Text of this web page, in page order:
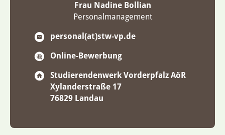
Frau Nadine Bollian
Personalmanagement
personal(at)stw-vp.de
Online-Bewerbung
Studierendenwerk Vorderpfalz AöR
Xylanderstraße 17
76829 Landau